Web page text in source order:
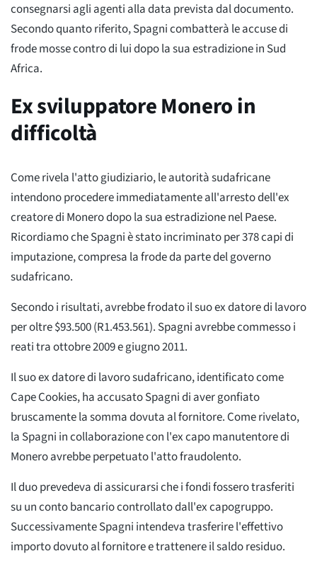
consegnarsi agli agenti alla data prevista dal documento.
Secondo quanto riferito, Spagni combatterà le accuse di
frode mosse contro di lui dopo la sua estradizione in Sud
Africa.
Ex sviluppatore Monero in
difficoltà
Come rivela l'atto giudiziario, le autorità sudafricane
intendono procedere immediatamente all'arresto dell'ex
creatore di Monero dopo la sua estradizione nel Paese.
Ricordiamo che Spagni è stato incriminato per 378 capi di
imputazione, compresa la frode da parte del governo
sudafricano.
Secondo i risultati, avrebbe frodato il suo ex datore di lavoro
per oltre $93.500 (R1.453.561). Spagni avrebbe commesso i
reati tra ottobre 2009 e giugno 2011.
Il suo ex datore di lavoro sudafricano, identificato come
Cape Cookies, ha accusato Spagni di aver gonfiato
bruscamente la somma dovuta al fornitore. Come rivelato,
la Spagni in collaborazione con l'ex capo manutentore di
Monero avrebbe perpetuato l'atto fraudolento.
Il duo prevedeva di assicurarsi che i fondi fossero trasferiti
su un conto bancario controllato dall'ex capogruppo.
Successivamente Spagni intendeva trasferire l'effettivo
importo dovuto al fornitore e trattenere il saldo residuo.